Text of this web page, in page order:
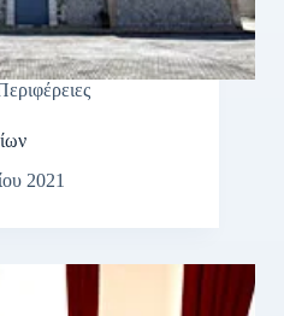
2021